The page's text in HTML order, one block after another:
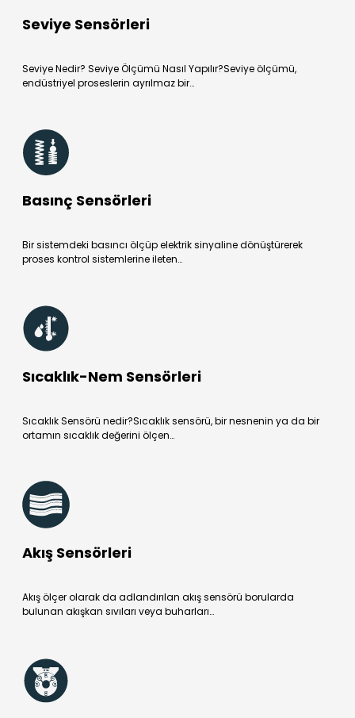
Seviye Sensörleri
Seviye Nedir? Seviye Ölçümü Nasıl Yapılır?Seviye ölçümü,
endüstriyel proseslerin ayrılmaz bir…
Basınç Sensörleri
Bir sistemdeki basıncı ölçüp elektrik sinyaline dönüştürerek
proses kontrol sistemlerine ileten…
Sıcaklık-Nem Sensörleri
Sıcaklık Sensörü nedir?Sıcaklık sensörü, bir nesnenin ya da bir
ortamın sıcaklık değerini ölçen…
Akış Sensörleri
Akış ölçer olarak da adlandırılan akış sensörü borularda
bulunan akışkan sıvıları veya buharları…